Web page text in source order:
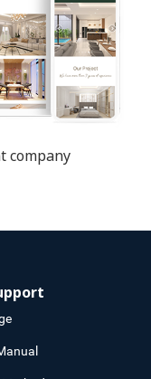
company